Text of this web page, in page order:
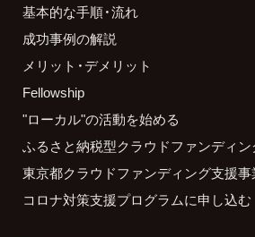
基本的な手順・流れ
成功事例の解説
メリット・デメリット
Fellowship
"ローカル"の活動を始める
ふるさと納税型クラウドファンディン
東京都クラウドファンディング支援
コロナ対策支援プログラムに申し込む